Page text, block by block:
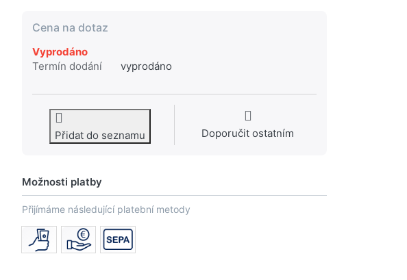
Cena na dotaz
Vyprodáno
Termín dodání
vyprodáno
Přidat do seznamu Doporučit ostatním
Možnosti platby
Přijímáme následující platební metody